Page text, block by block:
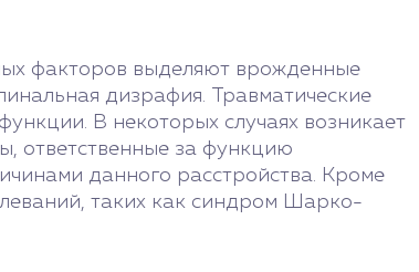
факторов выделяют врожденные
дизрафия. Травматические
В некоторых случаях возникает
ответственные за функцию
данного расстройства. Кроме
таких как синдром Шарко-